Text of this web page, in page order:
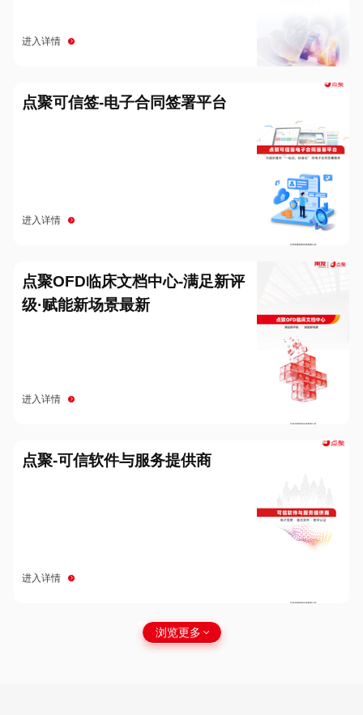
进入详情
点聚可信签-电子合同签署平台
进入详情
点聚OFD临床文档中心-满足新评
级·赋能新场景最新
进入详情
点聚-可信软件与服务提供商
进入详情
浏览更多